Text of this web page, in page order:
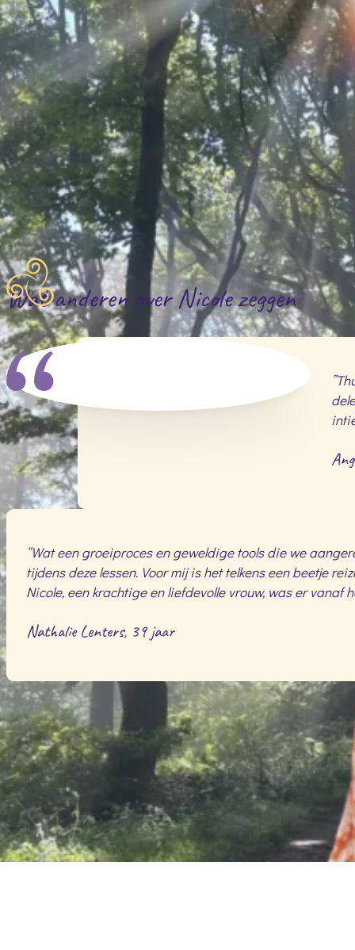
Toen mijn dochter Anne Marèl ongeneeslijk ziek werd en
naderende sterven en het overlijden van een gezinslid
gezin en de manier waarop ieder op een eigen wijze
Deze ervaring vormt een wezenlijke bedding onder mijn
opleiding Holistisch Gezins- en Kindertherapeut. Binnen
gezin en familiesysteem mee te nemen.
In mijn begeleiding komen mijn eigen doorleefde pad, mijn
Leer mij beter kennen
Wat anderen over Nicole zeggen
“Wat een groeiproces en geweldige tools die we
tijdens deze lessen. Voor mij is het telkens een beetje
Nicole, een krachtige en liefdevolle vrouw, was er vanaf
Nathalie Lenters, 39 jaar